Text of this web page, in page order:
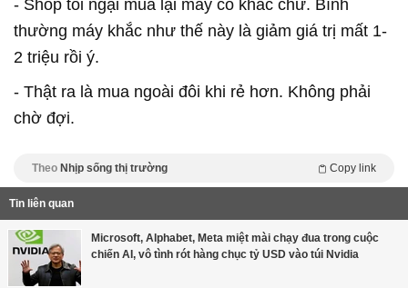
- Shop tôi ngại mua lại máy có khắc chữ. Bình
thường máy khắc như thế này là giảm giá trị mất 1-
2 triệu rồi ý.
- Thật ra là mua ngoài đôi khi rẻ hơn. Không phải
chờ đợi.
Theo Nhịp sống thị trường Copy link
Tin liên quan
Microsoft, Alphabet, Meta miệt mài chạy đua trong cuộc
chiến AI, vô tình rót hàng chục tỷ USD vào túi Nvidia